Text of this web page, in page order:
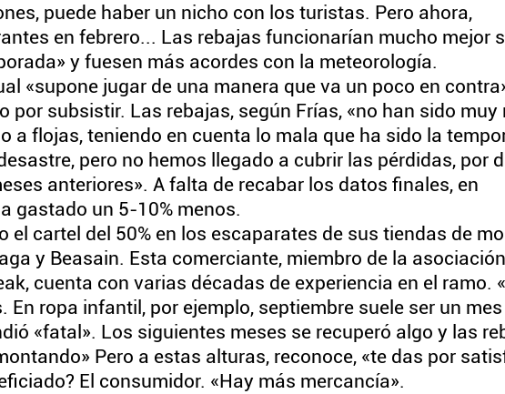
puede haber un nicho con los turistas. Pero ahora,
en febrero... Las rebajas funcionarían mucho mejor
y fuesen más acordes con la meteorología.
«supone jugar de una manera que va un poco en
por subsistir. Las rebajas, según Frías, «no han sido muy
a flojas, teniendo en cuenta lo mala que ha sido la
pero no hemos llegado a cubrir las pérdidas, por
anteriores». A falta de recabar los datos finales, en
gastado un 5-10% menos.
el cartel del 50% en los escaparates de sus tiendas de
y Beasain. Esta comerciante, miembro de la asociación
cuenta con varias décadas de experiencia en el ramo.
En ropa infantil, por ejemplo, septiembre suele ser un mes
«fatal». Los siguientes meses se recuperó algo y las
Pero a estas alturas, reconoce, «te das por
El consumidor. «Hay más mercancía».